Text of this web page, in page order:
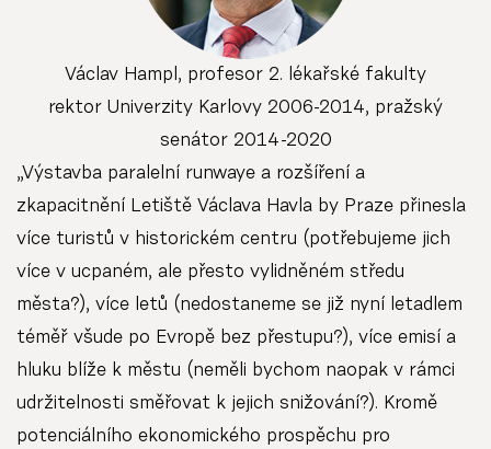
Václav Hampl, profesor 2. lékařské fakulty
rektor Univerzity Karlovy 2006-2014, pražský
senátor 2014-2020
„Výstavba paralelní runwaye a rozšíření a
zkapacitnění Letiště Václava Havla by Praze přinesla
více turistů v historickém centru (potřebujeme jich
více v ucpaném, ale přesto vylidněném středu
města?), více letů (nedostaneme se již nyní letadlem
téměř všude po Evropě bez přestupu?), více emisí a
hluku blíže k městu (neměli bychom naopak v rámci
udržitelnosti směřovat k jejich snižování?). Kromě
potenciálního ekonomického prospěchu pro